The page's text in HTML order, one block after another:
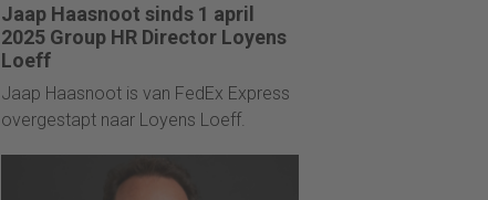
Jaap Haasnoot sinds 1 april
2025 Group HR Director Loyens
Loeff
Jaap Haasnoot is van FedEx Express
overgestapt naar Loyens Loeff.